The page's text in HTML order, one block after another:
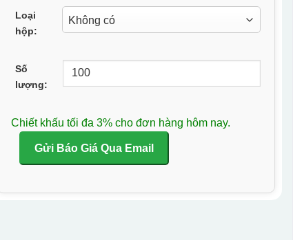
Loại
hộp:
Số
lượng:
Chiết khấu tối đa 3% cho đơn hàng hôm nay.
Gửi Báo Giá Qua Email